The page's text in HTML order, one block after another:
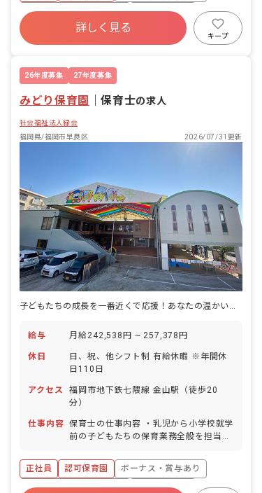
寮・住宅・家賃補助あり
社会保険完備
福利厚生充実
退職金制度
詳しく見る
キープ
26年度募集 27年度募集
みどり保育園 ｜保育士の求人
社会福祉法人緑会
福岡県/福岡市早良区
2026/07/31更新
子どもたちの成長を一番近くで応援！あなたの温かい心が輝く場所がここにあります。
給与 月給242,538円 ~ 257,378円
休日
日、祝、他シフト制 有給休暇 ※年間休
日110日
アクセス
福岡市地下鉄七隈線 金山駅（徒歩20
分）
仕事内容 保育士の仕事内容 ・乳児から小学校就学
前の子どもたちの保育業務全般を担当し
をしながら、心身の発達を促し、社会性
を養います。 ・食事、睡眠、排泄、清
潔、衣類の着脱など、基本的な生活習慣
正社員 認可保育園
ボーナス・賞与あり
寮・住宅・家賃補助あり
社会保険完備